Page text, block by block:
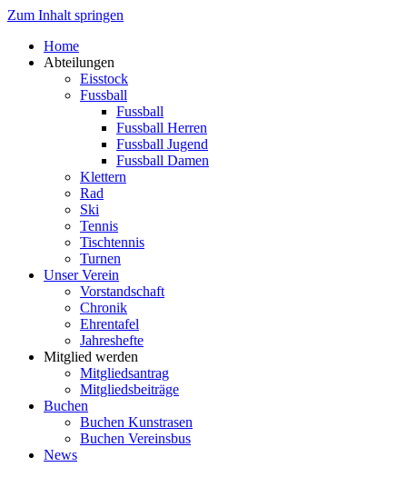
Zum Inhalt springen
Home
Abteilungen
Eisstock
Fussball
Fussball
Fussball Herren
Fussball Jugend
Fussball Damen
Klettern
Rad
Ski
Tennis
Tischtennis
Turnen
Unser Verein
Vorstandschaft
Chronik
Ehrentafel
Jahreshefte
Mitglied werden
Mitgliedsantrag
Mitgliedsbeiträge
Buchen
Buchen Kunstrasen
Buchen Vereinsbus
News